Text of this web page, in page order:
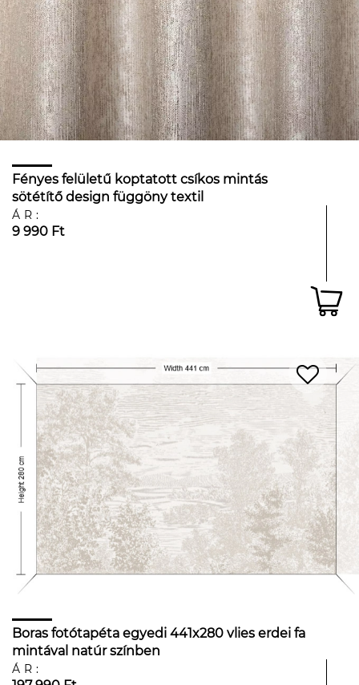
Fényes felületű koptatott csíkos mintás
sötétítő design függöny textil
ÁR:
9 990 Ft
Boras fotótapéta egyedi 441x280 vlies erdei fa
mintával natúr színben
ÁR: